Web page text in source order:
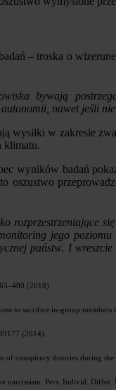
– troska o
bywają
nawet jeśli nie
wysiłki w zakresie
klimatu.
wyników badań
rozprzestrzeniające
jego
państw. I
(2018).
to sacrifice in-group
(2014).
conspiracy theories during
narcissism. Pers. Individ. Differ.